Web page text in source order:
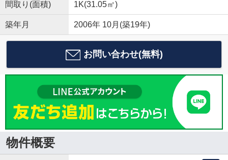
間取り(面積) 1K(31.05㎡)
築年月 2006年 10月(築19年)
お問い合わせ(無料)
物件概要